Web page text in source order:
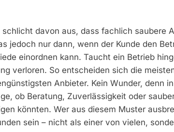
davon aus, dass fachlich saubere
jedoch nur dann, wenn der Kunde den
einordnen kann. Taucht ein Betrieb
verloren. So entscheiden sich die
Anbieter. Kein Wunder, denn
ob Beratung, Zuverlässigkeit oder
könnten. Wer aus diesem Muster
sein – nicht als einer von vielen,